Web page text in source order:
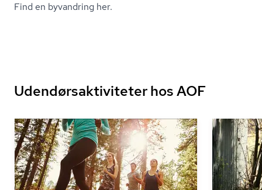
Find en byvandring her.
Udendørsaktiviteter hos AOF